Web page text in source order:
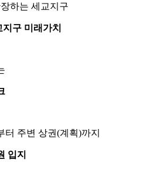
하는 세교지구
구 미래가치
주변 상권(계획)까지
입지